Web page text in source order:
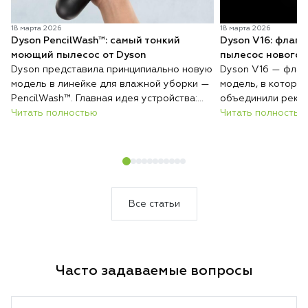
18 марта 2026
Dyson PencilWash™: самый тонкий
моющий пылесос от Dyson
Dyson представила принципиально новую
модель в линейке для влажной уборки —
PencilWash™. Главная идея устройства:
сверхтонкий и лёгкий корпус без каких-
Читать полностью
18 марта 2026
Dyson V16:
пылесос нового
Dyson V16 —
модель, в
объединили
всасывания,
Читать полностью
Все статьи
Часто задаваемые вопросы